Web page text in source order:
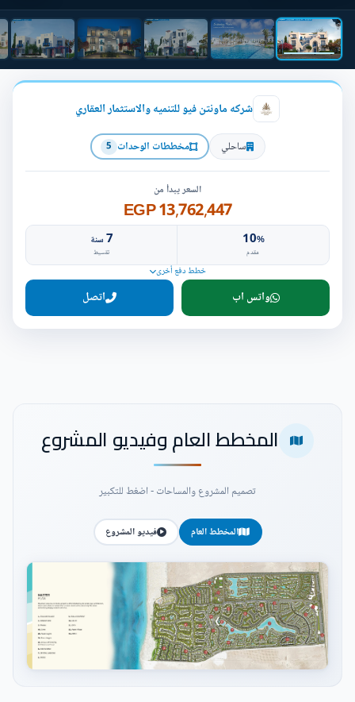
شركه ماونتن فيو للتنميه والاستثمار العقاري
ساحلي مخططات الوحدات 5
السعر يبدأ من
13,762,447 EGP
10%
مقدم
7سنة
تقسيط
خطط دفع أخرى
واتس اب اتصل
المخطط العام وفيديو المشروع
تصميم المشروع والمساحات - اضغط للتكبير
المخطط العام فيديو المشروع